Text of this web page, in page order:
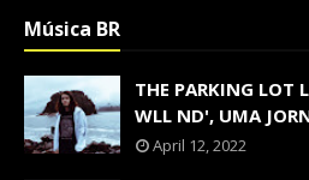
Música BR
THE PARKING LOT
WLL ND', UMA
April 12, 2022